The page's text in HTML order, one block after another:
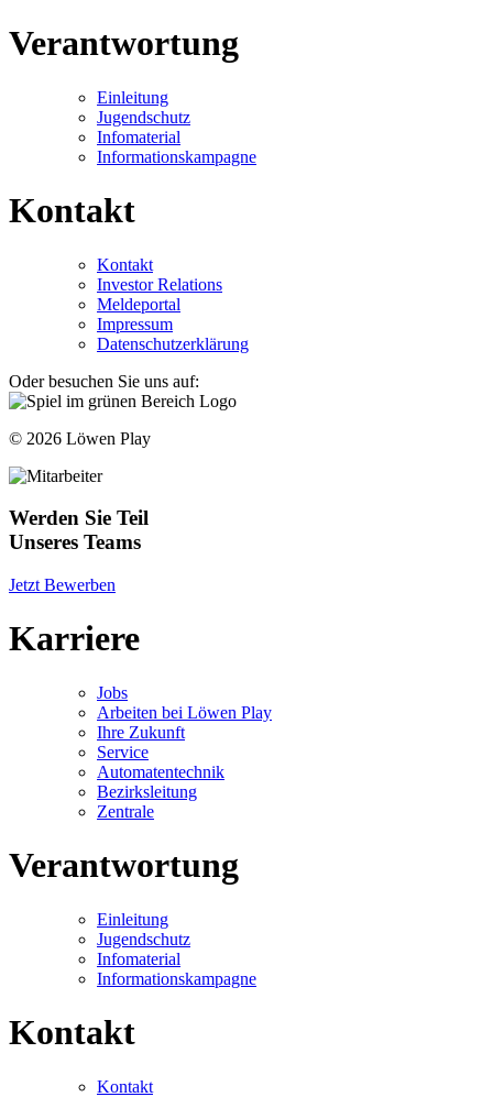
Verantwortung
Einleitung
Jugendschutz
Infomaterial
Informationskampagne
Kontakt
Kontakt
Investor Relations
Meldeportal
Impressum
Datenschutzerklärung
Oder besuchen Sie uns auf:
© 2026 Löwen Play
Werden Sie Teil
Unseres Teams
Jetzt Bewerben
Karriere
Jobs
Arbeiten bei Löwen Play
Ihre Zukunft
Service
Automatentechnik
Bezirksleitung
Zentrale
Verantwortung
Einleitung
Jugendschutz
Infomaterial
Informationskampagne
Kontakt
Kontakt